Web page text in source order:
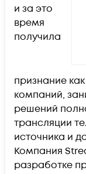
и за это
время
получила
признание
компаний,
решений
трансляции
источника и
Компания
разработке